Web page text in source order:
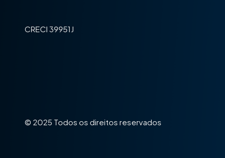
CRECI 39951J
© 2025 Todos os direitos reservados